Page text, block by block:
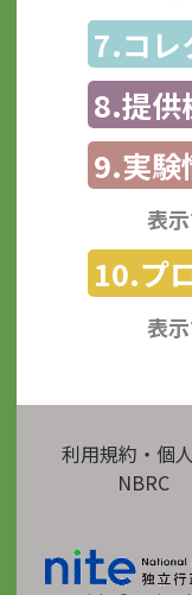
7.コレ
8.提供
9.実験
表
10.プ
表
利用規約・個
NBRC